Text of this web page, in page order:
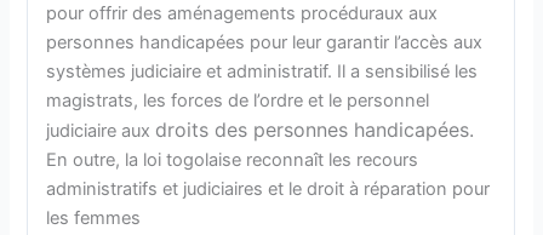
pour offrir des aménagements procéduraux aux
personnes handicapées pour leur garantir l’accès aux
systèmes judiciaire et administratif. Il a sensibilisé les
magistrats, les forces de l’ordre et le personnel
judiciaire aux droits des personnes handicapées.
En outre, la loi togolaise reconnaît les recours
administratifs et judiciaires et le droit à réparation pour
les femmes